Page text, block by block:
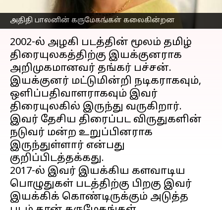
அதிதி பாலனின் கருமேகங்கள் கலைகின்றன
செய்தி முன்னோட்டம்
2002-ல் அழகி படத்தின் மூலம் தமிழ்
திரையுலகத்திற்கு இயக்குனராக
அறிமுகமானவர் தங்கர் பச்சன்.
இயக்குனர் மட்டுமின்றி நடிகராகவும்,
ஒளிப்பதிவாளராகவும் இவர்
திரையுலகில் இருந்து வருகிறார்.
இவர் தேசிய திரைப்பட விருதுகளின்
நடுவர் மன்ற உறுப்பினராக
இருந்துள்ளார் என்பது
குறிப்பிடத்தக்கது.
2017-ல் இவர் இயக்கிய களவாடிய
பொழுதுகள் படத்திற்கு பிறகு இவர்
இயக்கிக் கொண்டிருக்கும் அடுத்த